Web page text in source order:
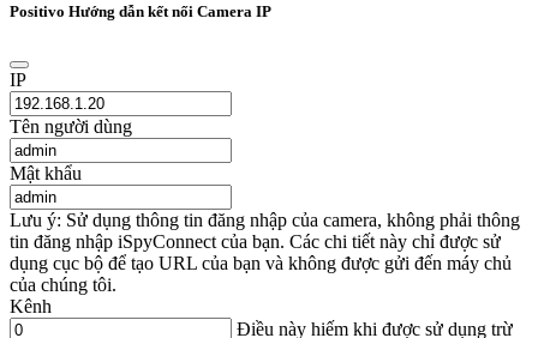
Positivo Hướng dẫn kết nối Camera IP
IP
Tên người dùng
Mật khẩu
Lưu ý: Sử dụng thông tin đăng nhập của camera, không phải thông
tin đăng nhập iSpyConnect của bạn. Các chi tiết này chỉ được sử
dụng cục bộ để tạo URL của bạn và không được gửi đến máy chủ
của chúng tôi.
Kênh
Điều này hiếm khi được sử dụng trừ